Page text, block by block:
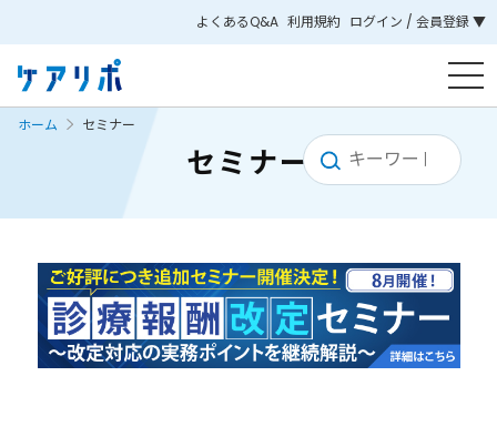
よくあるQ&A 利用規約 ログイン / 会員登録 ▼
ホーム セミナー
セミナー